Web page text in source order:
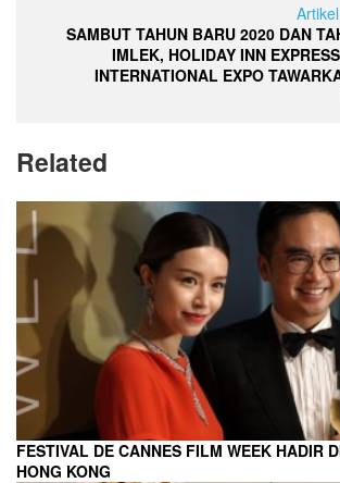
SAMBUT TAHUN BARU 2020 DAN
IMLEK, HOLIDAY INN
INTERNATIONAL EXPO
Related
FESTIVAL DE CANNES FILM WEEK HADIR
HONG KONG